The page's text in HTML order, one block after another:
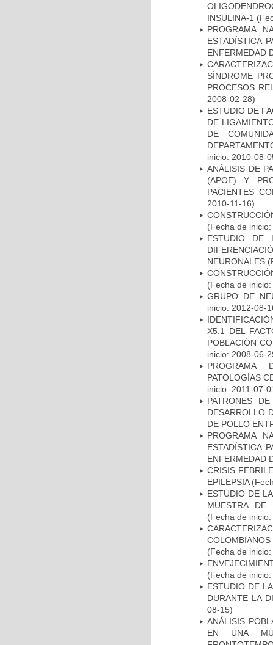
INSULINA-1
PROGRAMA
ESTADÍSTICA
ENFERMEDAD
SÍNDROME
PROCESOS
2008-02-28)
ESTUDIO DE
DE
DE
inicio: 2010-08-
ANÁLISIS DE
(APOE) Y
PACIENTES
2010-11-16)
(Fecha de
ESTUDIO DE
NEURONALES
(Fecha de
GRUPO DE
inicio: 2012-08-
X5.1 DEL
POBLACIÓN
inicio: 2008-06-
PROGRAMA
PATOLOGÍAS
inicio: 2011-07-
PATRONES
DESARROLLO
DE POLLO
PROGRAMA
ESTADÍSTICA
ENFERMEDAD
CRISIS
EPILEPSIA
ESTUDIO DE
MUESTRA DE
(Fecha de
(Fecha de
(Fecha de
ESTUDIO DE
DURANTE LA
08-15)
ANÁLISIS
EN UNA